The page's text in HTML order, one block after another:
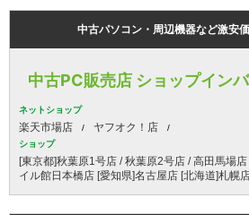
中古パソコン・周辺機器など激安
中古PC販売店 ショップイン
ネットショップ
楽天市場店 ヤフオク！店
ショップ
[東京都]秋葉原1号店 / 秋葉原2号店 / 高田馬場
イル館日本橋店 [愛知県]名古屋店 [北海道]札幌